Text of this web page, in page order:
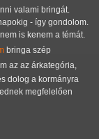
valami bringát.
- így gondolom.
is kenem a témát.
bringa szép
az az árkategória,
dolog a kormányra
megfelelően